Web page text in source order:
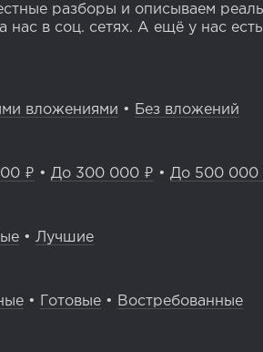
разборы и описываем
нас в соц. сетях. А ещё у нас есть
вложениями • Без вложений
₽ • До 300 000 ₽ • До 500 000
• Лучшие
• Готовые • Востребованные